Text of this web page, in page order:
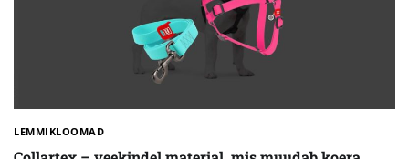
LEMMIKLOOMAD